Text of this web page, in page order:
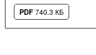
PDF 740.3 КБ